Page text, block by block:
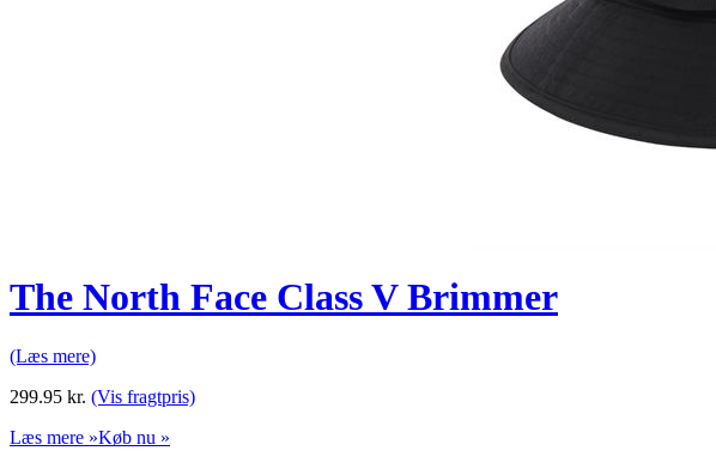
The North Face Class V Brimmer
(Læs mere)
299.95 kr. (Vis fragtpris)
Læs mere »Køb nu »